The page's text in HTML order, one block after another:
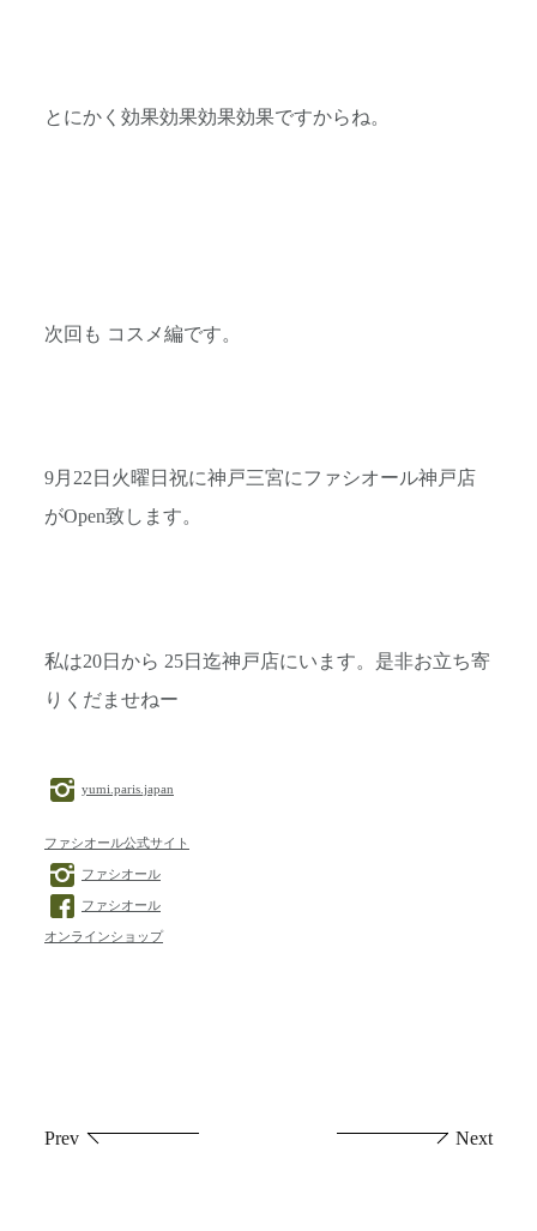
とにかく効果効果効果効果ですからね。
次回も コスメ編です。
9月22日火曜日祝に神戸三宮にファシオール神戸店
がOpen致します。
私は20日から 25日迄神戸店にいます。是非お立ち寄
りくだませねー
yumi.paris.japan
ファシオール公式サイト
ファシオール
ファシオール
オンラインショップ
Prev Next